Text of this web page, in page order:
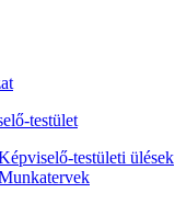
testület
testületi ülések